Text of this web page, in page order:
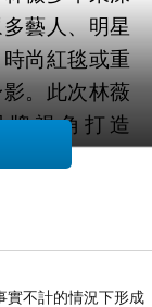
藝人、明星
尚紅毯或重
。此次林薇
牌視角打造
全方位發展
及SEVERÉ
綵站台。品
，深信真正
實不計的情況下形成